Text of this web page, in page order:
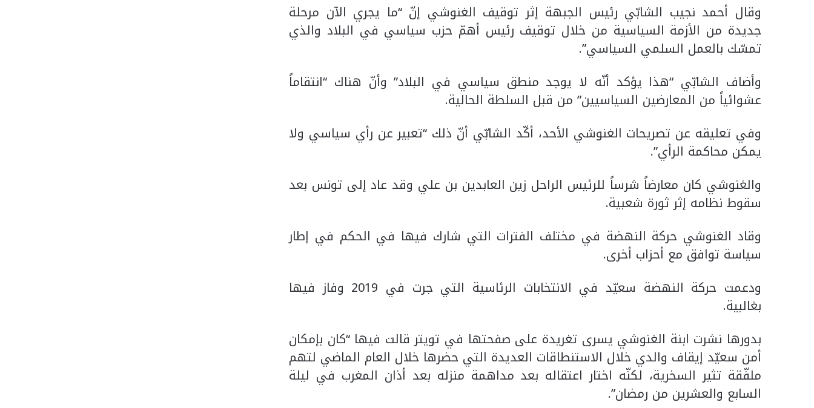
وقال أحمد نجيب الشابّي رئيس الجبهة إثر توقيف الغنوشي إنّ “ما يجري الآن مرحلة
جديدة من الأزمة السياسية من خلال توقيف رئيس أهمّ حزب سياسي في البلاد والذي
تمسّك بالعمل السلمي السياسي”.
وأضاف الشابّي “هذا يؤكد أنّه لا يوجد منطق سياسي في البلاد” وأنّ هناك “انتقاماً
عشوائياً من المعارضين السياسيين” من قبل السلطة الحالية.
وفي تعليقه عن تصريحات الغنوشي الأحد، أكّد الشابّي أنّ ذلك “تعبير عن رأي سياسي ولا
يمكن محاكمة الرأي”.
والغنوشي كان معارضاً شرساً للرئيس الراحل زين العابدين بن علي وقد عاد إلى تونس بعد
سقوط نظامه إثر ثورة شعبية.
وقاد الغنوشي حركة النهضة في مختلف الفترات التي شارك فيها في الحكم في إطار
سياسة توافق مع أحزاب أخرى.
ودعمت حركة النهضة سعيّد في الانتخابات الرئاسية التي جرت في 2019 وفاز فيها
بغالبية.
بدورها نشرت ابنة الغنوشي يسرى تغريدة على صفحتها في تويتر قالت فيها “كان بإمكان
أمن سعيّد إيقاف والدي خلال الاستنطاقات العديدة التي حضرها خلال العام الماضي لتهم
ملفّقة تثير السخرية، لكنّه اختار اعتقاله بعد مداهمة منزله بعد أذان المغرب في ليلة
السابع والعشرين من رمضان”.